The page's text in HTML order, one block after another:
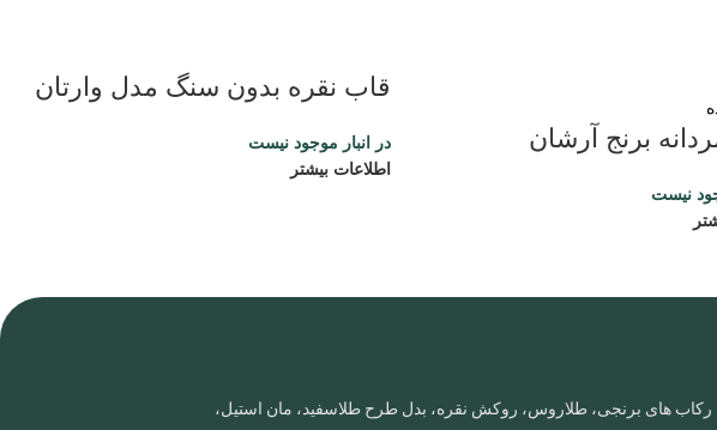
برنج آرشان
نیست
قاب نقره بدون سنگ مدل وارتان
در انبار موجود نیست
اطلاعات بیشتر
رکاب های برنجی، طلاروس، روکش نقره، بدل طرح طلاسفید، مان استیل،